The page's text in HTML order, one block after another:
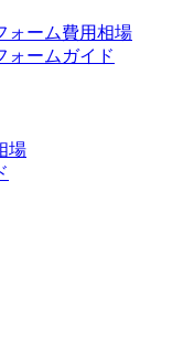
ォーム費用相場
ォームガイド
場